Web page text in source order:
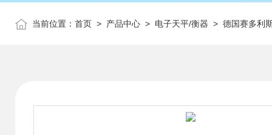
当前位置： 首页 > 产品中心 > 电子天平/衡器 > 德国赛多利